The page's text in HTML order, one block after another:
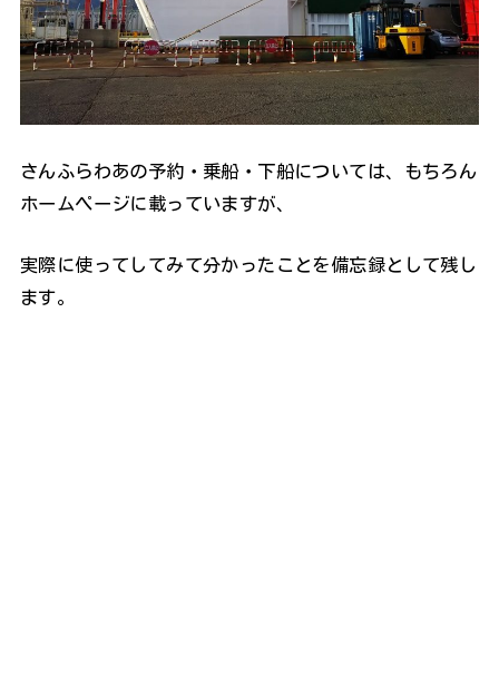
さんふらわあの予約・乗船・下船については、もちろん
ホームページに載っていますが、
実際に使ってしてみて分かったことを備忘録として残し
ます。